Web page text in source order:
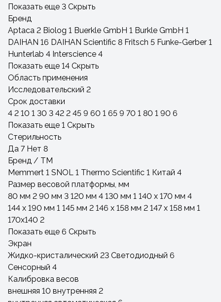
Показать еще 3 Скрыть
Бренд
Aptaca 2 Biolog 1 Buerkle GmbH 1 Burkle GmbH 1
DAIHAN 16 DAIHAN Scientific 8 Fritsch 5 Funke-Gerber 1
Hunterlab 4 Interscience 4
Показать еще 14 Скрыть
Область применения
Исследовательский 2
Срок доставки
4 2 10 1 30 3 42 2 45 9 60 1 65 9 70 1 80 1 90 6
Показать еще 1 Скрыть
Стерильность
Да 7 Нет 8
Бренд / ТМ
Memmert 1 SNOL 1 Thermo Scientific 1 Китай 4
Размер весовой платформы, мм
80 мм 2 90 мм 3 120 мм 4 130 мм 1 140 х 170 мм 4
144 х 190 мм 1 145 мм 2 146 х 158 мм 2 147 х 158 мм 1
170х140 2
Показать еще 6 Скрыть
Экран
Жидко-кристалический 23 Светодиодный 6
Сенсорный 4
Калибровка весов
внешняя 10 внутренняя 2